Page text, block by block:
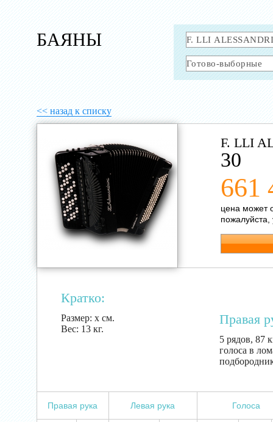
БАЯНЫ
<< назад к списку
F. LLI
30
661
цена может
пожалуйста,
Кратко:
Размер: х см.
Вес: 13 кг.
Правая
5 рядов, 87
голоса в
Правая рука Левая рука Голоса